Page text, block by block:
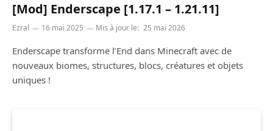
[Mod] Enderscape [1.17.1 – 1.21.11]
Ezral 16 mai 2025 Mis à jour le: 25 mai 2026
Enderscape transforme l’End dans Minecraft avec de
nouveaux biomes, structures, blocs, créatures et objets
uniques !